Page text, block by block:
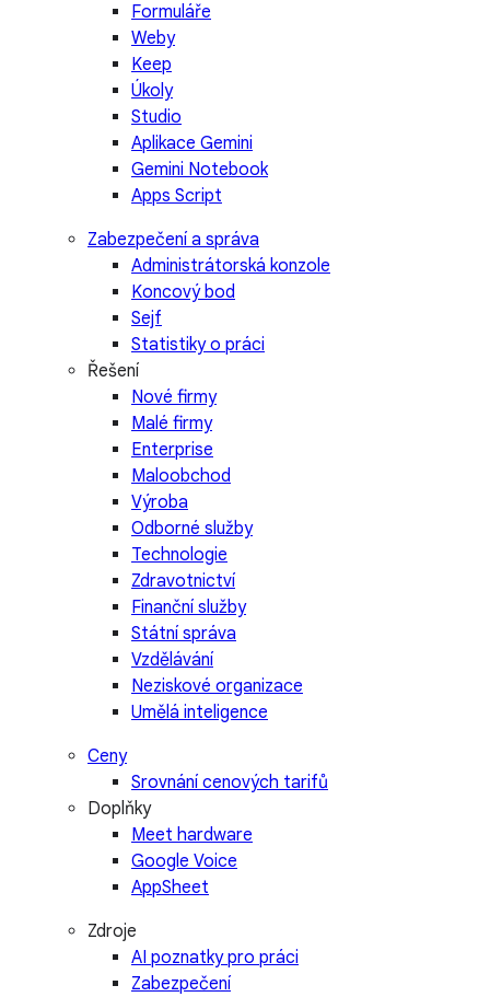
Formuláře
Weby
Keep
Úkoly
Studio
Aplikace Gemini
Gemini Notebook
Apps Script
Zabezpečení a správa
Administrátorská konzole
Koncový bod
Sejf
Statistiky o práci
Řešení
Nové firmy
Malé firmy
Enterprise
Maloobchod
Výroba
Odborné služby
Technologie
Zdravotnictví
Finanční služby
Státní správa
Vzdělávání
Neziskové organizace
Umělá inteligence
Ceny
Srovnání cenových tarifů
Doplňky
Meet hardware
Google Voice
AppSheet
Zdroje
AI poznatky pro práci
Zabezpečení